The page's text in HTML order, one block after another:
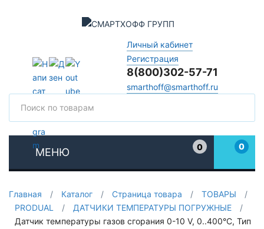
Личный кабинет
Регистрация
8(800)302-57-71
smarthoff@smarthoff.ru
МЕНЮ
0
0
Главная / Каталог / Страница товара / ТОВАРЫ
/
PRODUAL
/ ДАТЧИКИ ТЕМПЕРАТУРЫ ПОГРУЖНЫЕ
/
Датчик температуры газов сгорания 0-10 V, 0..400°C, Тип